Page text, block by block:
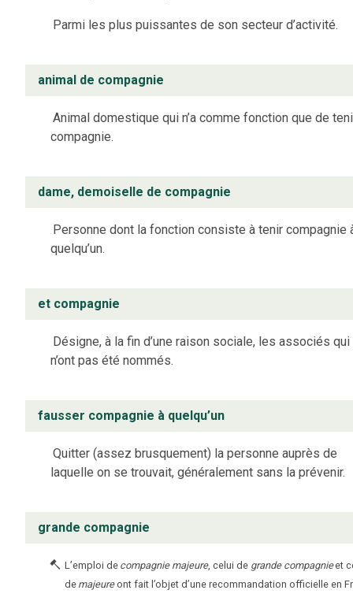
Parmi les plus puissantes de son secteur d’activité.
animal de compagnie
Animal domestique qui n’a comme fonction que de
compagnie.
dame, demoiselle de compagnie
Personne dont la fonction consiste à tenir compagnie
quelqu’un.
et compagnie
Désigne, à la fin d’une raison sociale, les associés qui
n’ont pas été nommés.
fausser compagnie à quelqu’un
Quitter (assez brusquement) la personne auprès de
laquelle on se trouvait, généralement sans la prévenir.
grande compagnie
L’emploi de compagnie majeure, celui de grande compagnieet
de majeureont fait l’objet d’une recommandation officielle en